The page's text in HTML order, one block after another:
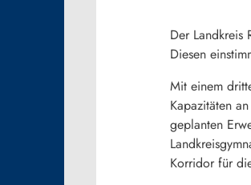
Der Landkreis
Diesen
Mit einem
Kapazitäten
geplanten
Korridor für